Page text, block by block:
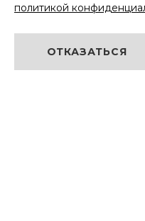
Режим работы:
09:00 - 18:00
политикой
ОТКАЗАТЬСЯ